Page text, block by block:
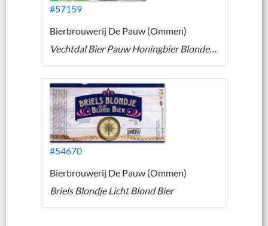
#57159
Bierbrouwerij De Pauw (Ommen)
Vechtdal Bier Pauw Honingbier Blonde Trots
#54670
Bierbrouwerij De Pauw (Ommen)
Briels Blondje Licht Blond Bier